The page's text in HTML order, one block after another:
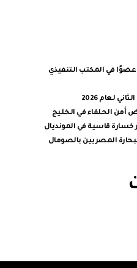
في المكتب التنفيذي
لعام 2026
أمن الحلفاء في الخليج
قاسية في المونديال
المصريين بالصومال